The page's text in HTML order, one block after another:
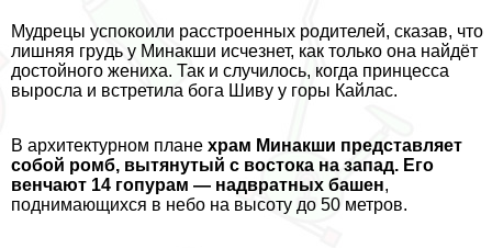
Мудрецы успокоили расстроенных родителей, сказав, что
лишняя гpyдь у Минакши исчезнет, как только она найдёт
достойного жениха. Так и случилось, когда принцесса
выросла и встретила бога Шиву у горы Кайлас.
В архитектурном плане храм Минакши представляет
собой ромб, вытянутый с востока на запад. Его
венчают 14 гопурам — надвратных башен,
поднимающихся в небо на высоту до 50 метров.